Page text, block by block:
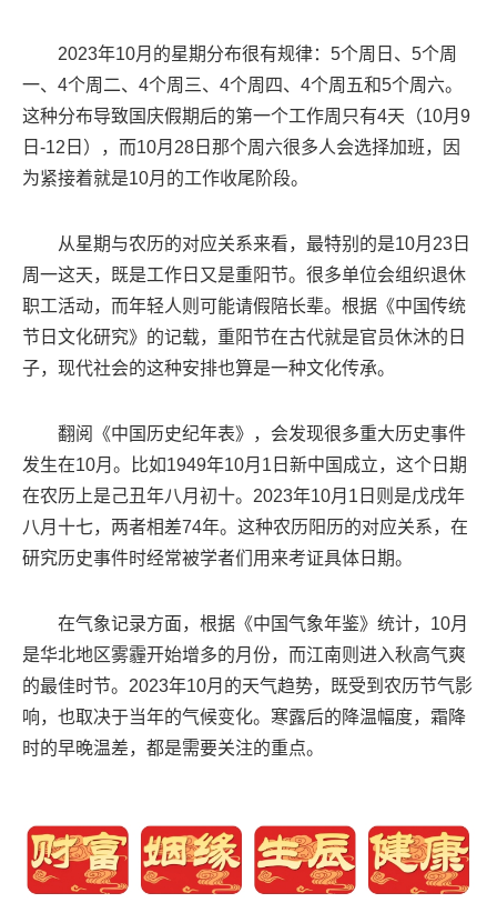
2023年10月的星期分布很有规律：5个周日、5个周
一、4个周二、4个周三、4个周四、4个周五和5个周六。
这种分布导致国庆假期后的第一个工作周只有4天（10月9
日-12日），而10月28日那个周六很多人会选择加班，因
为紧接着就是10月的工作收尾阶段。
从星期与农历的对应关系来看，最特别的是10月23日
周一这天，既是工作日又是重阳节。很多单位会组织退休
职工活动，而年轻人则可能请假陪长辈。根据《中国传统
节日文化研究》的记载，重阳节在古代就是官员休沐的日
子，现代社会的这种安排也算是一种文化传承。
翻阅《中国历史纪年表》，会发现很多重大历史事件
发生在10月。比如1949年10月1日新中国成立，这个日期
在农历上是己丑年八月初十。2023年10月1日则是戊戌年
八月十七，两者相差74年。这种农历阳历的对应关系，在
研究历史事件时经常被学者们用来考证具体日期。
在气象记录方面，根据《中国气象年鉴》统计，10月
是华北地区雾霾开始增多的月份，而江南则进入秋高气爽
的最佳时节。2023年10月的天气趋势，既受到农历节气影
响，也取决于当年的气候变化。寒露后的降温幅度，霜降
时的早晚温差，都是需要关注的重点。